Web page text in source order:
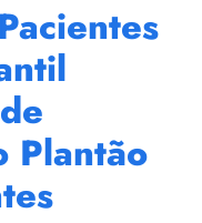
Plantão